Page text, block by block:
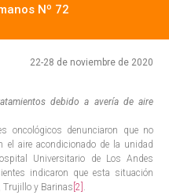
Nº 72
22-28 de noviembre de 2020
debido a avería de aire
oncológicos denunciaron que no
el aire acondicionado de la unidad
Universitario de Los Andes
indicaron que esta situación
Trujillo y Barinas [2] .